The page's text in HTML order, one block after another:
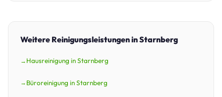
Weitere Reinigungsleistungen in Starnberg
Hausreinigung in Starnberg
Büroreinigung in Starnberg